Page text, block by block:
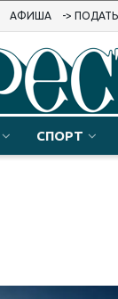
АФИША ->
СПОРТ